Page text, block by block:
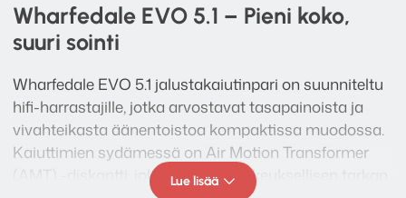
Wharfedale EVO 5.1 – Pieni koko,
suuri sointi
Wharfedale EVO 5.1 jalustakaiutinpari on suunniteltu
hifi-harrastajille, jotka arvostavat tasapainoista ja
vivahteikasta äänentoistoa kompaktissa muodossa.
Kaiuttimien sydämessä on Air Motion Transformer
(AMT) -diskantti, joka tarjoaa poikkeuksellisen tarkan,
Lue lisää